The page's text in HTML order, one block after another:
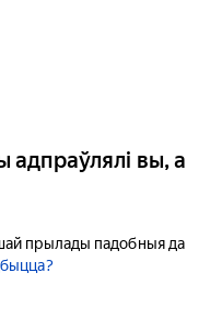
адпраўлялі вы, а
прылады падобныя да